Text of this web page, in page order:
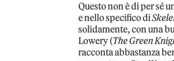
Questo non è di per sé
e nello specifico di
solidamente, con una
Lowery (The Green
racconta abbastanza